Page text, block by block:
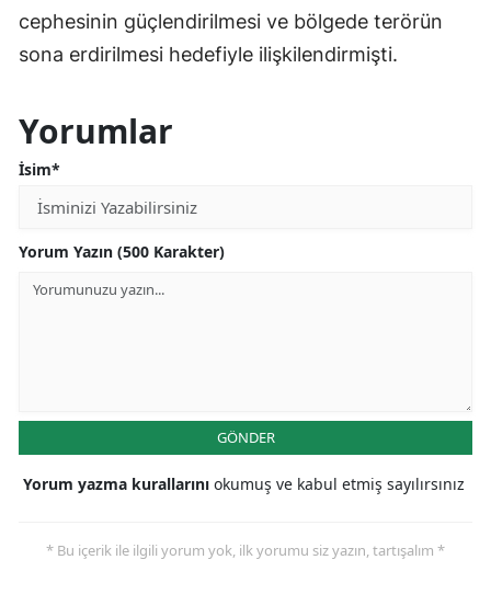
cephesinin güçlendirilmesi ve bölgede terörün
sona erdirilmesi hedefiyle ilişkilendirmişti.
Yorumlar
İsim*
Yorum Yazın (500 Karakter)
GÖNDER
Yorum yazma kurallarını okumuş ve kabul etmiş sayılırsınız
* Bu içerik ile ilgili yorum yok, ilk yorumu siz yazın, tartışalım *